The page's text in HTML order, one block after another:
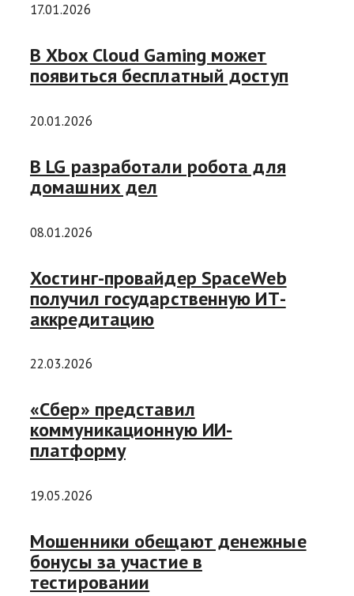
17.01.2026
В Xbox Cloud Gaming может
появиться бесплатный доступ
20.01.2026
В LG разработали робота для
домашних дел
08.01.2026
Хостинг-провайдер SpaceWeb
получил государственную ИТ-
аккредитацию
22.03.2026
«Сбер» представил
коммуникационную ИИ-
платформу
19.05.2026
Мошенники обещают денежные
бонусы за участие в
тестировании